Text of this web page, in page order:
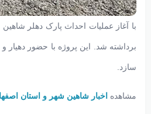
با آغاز عملیات احداث پارک دهلر
برداشته شد. این پروژه با حضور
سازد.
مشاهده اخبار شاهین شهر و استان